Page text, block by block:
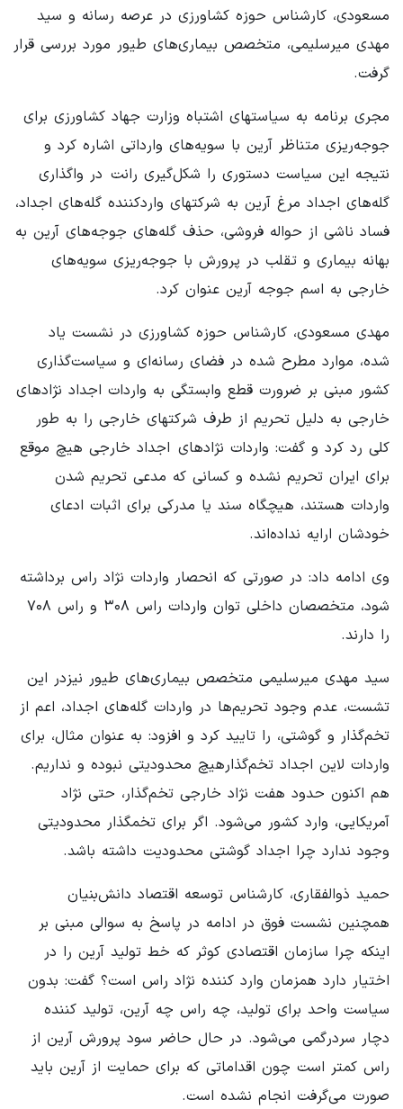
مسعودی، کارشناس حوزه کشاورزی در عرصه رسانه و سید
مهدی میرسلیمی، متخصص بیماری‌های طیور مورد بررسی قرار
گرفت.
مجری برنامه به سیاستهای اشتباه وزارت جهاد کشاورزی برای
جوجه‌ریزی متناظر آرین با سویه‌های وارداتی اشاره کرد و
نتیجه این سیاست دستوری را شکل‌گیری رانت در واگذاری
گله‌های اجداد مرغ آرین به شرکتهای واردکننده گله‌های اجداد،
فساد ناشی از حواله فروشی، حذف گله‌های جوجه‌های آرین به
بهانه بیماری و تقلب در پرورش با جوجه‌ریزی سویه‌های
خارجی به اسم جوجه آرین عنوان کرد.
مهدی مسعودی، کارشناس حوزه کشاورزی در نشست یاد
شده، موارد مطرح شده در فضای رسانه‌ای و سیاست‌گذاری
کشور مبنی بر ضرورت قطع وابستگی به واردات اجداد نژادهای
خارجی به دلیل تحریم از طرف شرکتهای خارجی را به طور
کلی رد کرد و گفت: واردات نژادهای اجداد خارجی هیچ موقع
برای ایران تحریم نشده و کسانی که مدعی تحریم شدن
واردات هستند، هیچگاه سند یا مدرکی برای اثبات ادعای
خودشان ارایه نداده‌اند.
وی ادامه داد: در صورتی که انحصار واردات نژاد راس برداشته
شود، متخصصان داخلی توان واردات راس ۳۰۸ و راس ۷۰۸
را دارند.
سید مهدی میرسلیمی متخصص بیماری‌های طیور نیزدر این
تشست، عدم وجود تحریم‌ها در واردات گله‌های اجداد، اعم از
تخم‌گذار و گوشتی، را تایید کرد و افزود: به عنوان مثال، برای
واردات لاین اجداد تخم‌گذارهیچ محدودیتی نبوده و نداریم.
هم اکنون حدود هفت نژاد خارجی تخم‌گذار، حتی نژاد
آمریکایی، وارد کشور می‌شود. اگر برای تخمگذار محدودیتی
وجود ندارد چرا اجداد گوشتی محدودیت داشته باشد.
حمید ذوالفقاری، کارشناس توسعه اقتصاد دانش‌بنیان
همچنین نشست فوق در ادامه در پاسخ به سوالی مبنی بر
اینکه چرا سازمان اقتصادی کوثر که خط تولید آرین را در
اختیار دارد همزمان وارد کننده نژاد راس است؟ گفت: بدون
سیاست واحد برای تولید، چه راس چه آرین، تولید کننده
دچار سردرگمی می‌شود. در حال حاضر سود پرورش آرین از
راس کمتر است چون اقداماتی که برای حمایت از آرین باید
صورت می‌گرفت انجام نشده است.